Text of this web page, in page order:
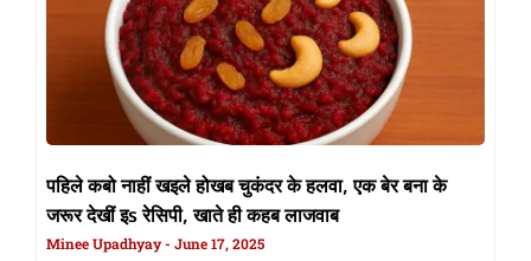
पहिले कबो नाहीं खइले होखब चुकंदर के हलवा, एक बेर बना के
जरूर देखीं इs रेसिपी, खाते ही कहब लाजवाब
Minee Upadhyay June 17, 2025